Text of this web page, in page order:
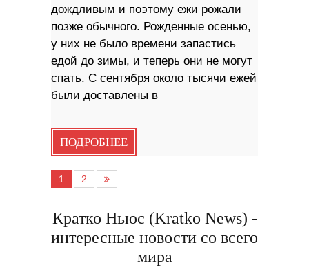
дождливым и поэтому ежи рожали
позже обычного. Рожденные осенью,
у них не было времени запастись
едой до зимы, и теперь они не могут
спать. С сентября около тысячи ежей
были доставлены в
ПОДРОБНЕЕ
1 2
Кратко Ньюс (Kratko News) -
интересные новости со всего
мира